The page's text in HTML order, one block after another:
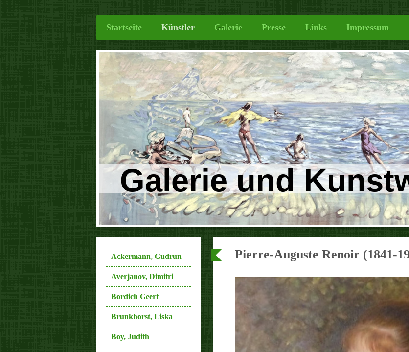
Startseite Künstler Galerie Presse Links Impressum
Galerie und
Pierre-Auguste Renoir (1841-
Ackermann, Gudrun
Averjanov, Dimitri
Bordich Geert
Brunkhorst, Liska
Boy, Judith